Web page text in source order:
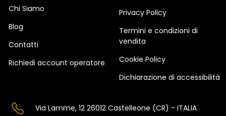
Chi Siamo
Blog
Contatti
Richiedi account operatore
Privacy Policy
Termini e condizioni di
vendita
Cookie Policy
Dichiarazione di accessibilità
Via Lamme, 12 26012 Castelleone (CR) - ITALIA